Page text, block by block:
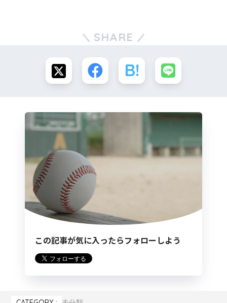
SHARE
この記事が気に入ったらフォローしよう